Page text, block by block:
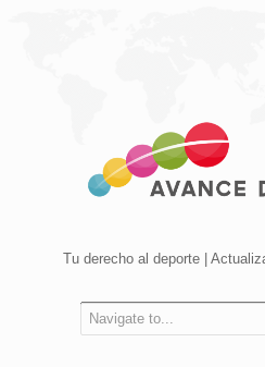
Tu derecho al deporte |
Navigate to...